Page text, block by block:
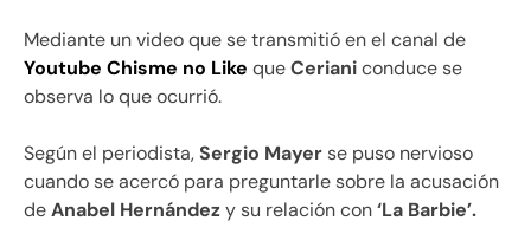
Mediante un video que se transmitió en el canal de
Youtube Chisme no Like queCerianiconduce se
observa lo que ocurrió.
Según el periodista,Sergio Mayerse puso nervioso
cuando se acercó para preguntarle sobre la acusación
deAnabel Hernándezy su relación con‘La Barbie’.